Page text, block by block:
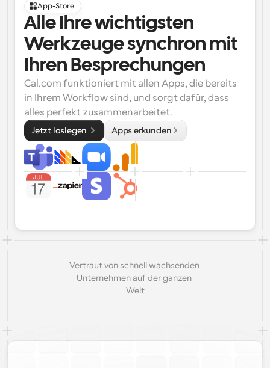
App-Store
Alle Ihre wichtigsten
Werkzeuge synchron mit
Ihren Besprechungen
Cal.com funktioniert mit allen Apps, die bereits
in Ihrem Workflow sind, und sorgt dafür, dass
alles perfekt zusammenarbeitet.
Jetzt loslegen Apps erkunden
Vertraut von schnell wachsenden
Unternehmen auf der ganzen
Welt